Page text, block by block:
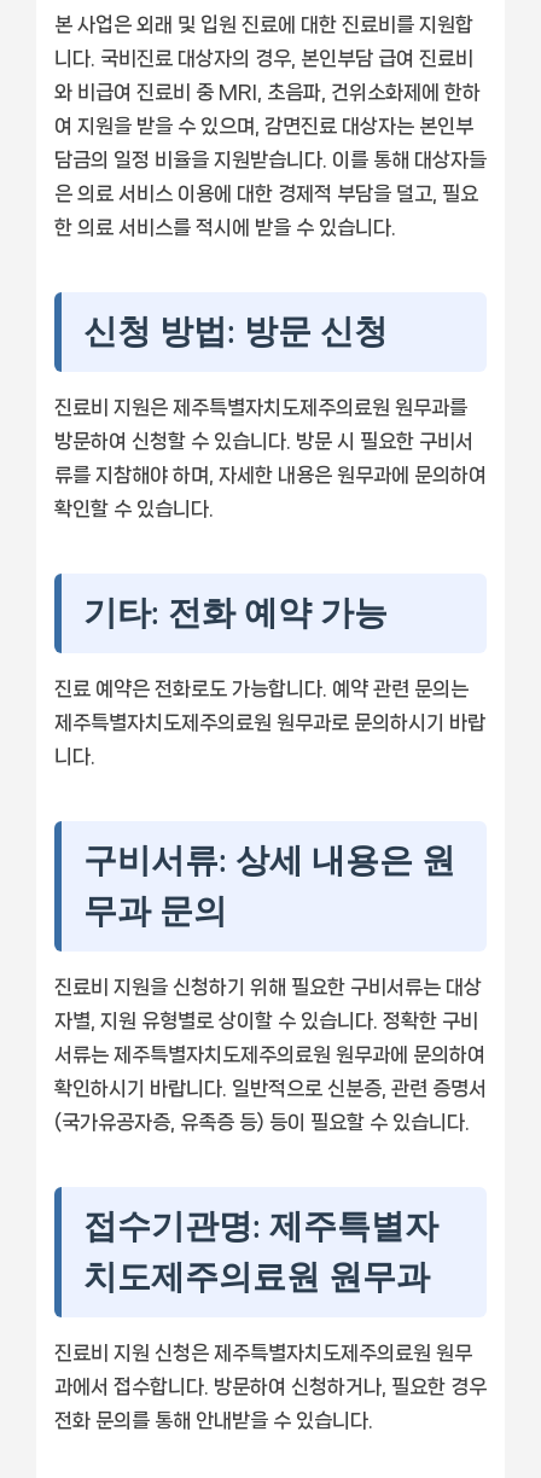
본 사업은 외래 및 입원 진료에 대한 진료비를 지원합
니다. 국비진료 대상자의 경우, 본인부담 급여 진료비
와 비급여 진료비 중 MRI, 초음파, 건위소화제에 한하
여 지원을 받을 수 있으며, 감면진료 대상자는 본인부
담금의 일정 비율을 지원받습니다. 이를 통해 대상자들
은 의료 서비스 이용에 대한 경제적 부담을 덜고, 필요
한 의료 서비스를 적시에 받을 수 있습니다.
신청 방법: 방문 신청
진료비 지원은 제주특별자치도제주의료원 원무과를
방문하여 신청할 수 있습니다. 방문 시 필요한 구비서
류를 지참해야 하며, 자세한 내용은 원무과에 문의하여
확인할 수 있습니다.
기타: 전화 예약 가능
진료 예약은 전화로도 가능합니다. 예약 관련 문의는
제주특별자치도제주의료원 원무과로 문의하시기 바랍
니다.
구비서류: 상세 내용은 원
무과 문의
진료비 지원을 신청하기 위해 필요한 구비서류는 대상
자별, 지원 유형별로 상이할 수 있습니다. 정확한 구비
서류는 제주특별자치도제주의료원 원무과에 문의하여
확인하시기 바랍니다. 일반적으로 신분증, 관련 증명서
(국가유공자증, 유족증 등) 등이 필요할 수 있습니다.
접수기관명: 제주특별자
치도제주의료원 원무과
진료비 지원 신청은 제주특별자치도제주의료원 원무
과에서 접수합니다. 방문하여 신청하거나, 필요한 경우
전화 문의를 통해 안내받을 수 있습니다.